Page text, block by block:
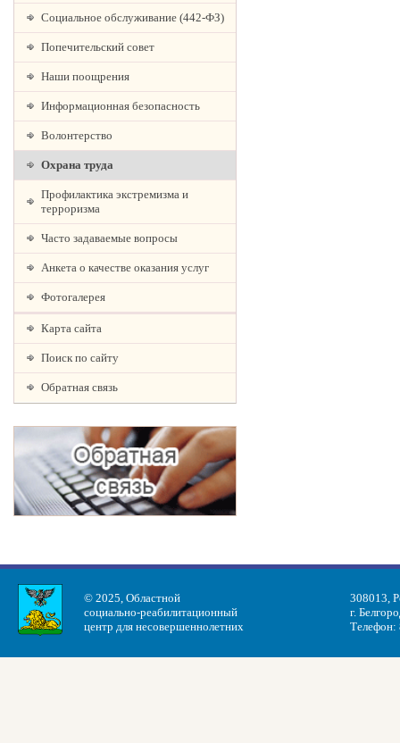
Социальное обслуживание (442-ФЗ)
Попечительский совет
Наши поощрения
Информационная безопасность
Волонтерство
Охрана труда
Профилактика экстремизма и
терроризма
Часто задаваемые вопросы
Анкета о качестве оказания услуг
Фотогалерея
Карта сайта
Поиск по сайту
Обратная связь
© 2025, Областной
социально-реабилитационный
центр для несовершеннолетних
308013,
г.